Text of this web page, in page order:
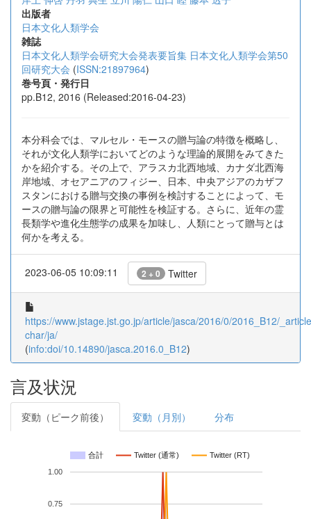
出版者
日本文化人類学会
雑誌
日本文化人類学会研究大会発表要旨集 日本文化人類学会第50
回研究大会 (ISSN:21897964)
巻号頁・発行日
pp.B12, 2016 (Released:2016-04-23)
本分科会では、マルセル・モースの贈与論の特徴を概略し、
それが文化人類学においてどのような理論的展開をみてきた
かを紹介する。その上で、アラスカ北西地域、カナダ北西海
岸地域、オセアニアのフィジー、日本、中央アジアのカザフ
スタンにおける贈与交換の事例を検討することによって、モ
ースの贈与論の限界と可能性を検証する。さらに、近年の霊
長類学や進化生態学の成果を加味し、人類にとって贈与とは
何かを考える。
2023-06-05 10:09:11 2 + 0 Twitter
https://www.jstage.jst.go.jp/article/jasca/2016/0/2016_B12/
char/ja/
(info:doi/10.14890/jasca.2016.0_B12)
言及状況
変動（ピーク前後） 変動（月別） 分布
合計 Twitter (通常) Twitter (RT)
0.75
1.00